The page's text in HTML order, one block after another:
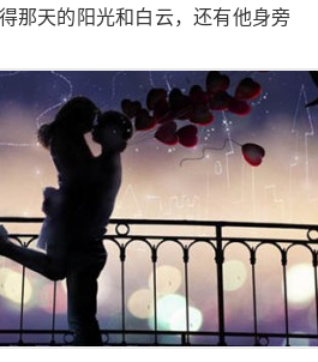
那天的阳光和白云，还有他身旁